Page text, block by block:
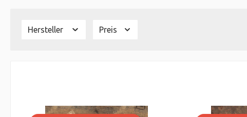
Hersteller Preis